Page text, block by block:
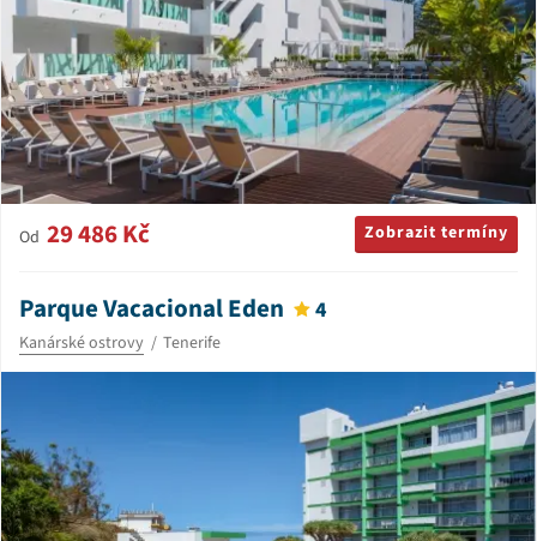
Od 29 486 Kč Zobrazit termíny
Parque Vacacional Eden 4
Kanárské ostrovy Tenerife